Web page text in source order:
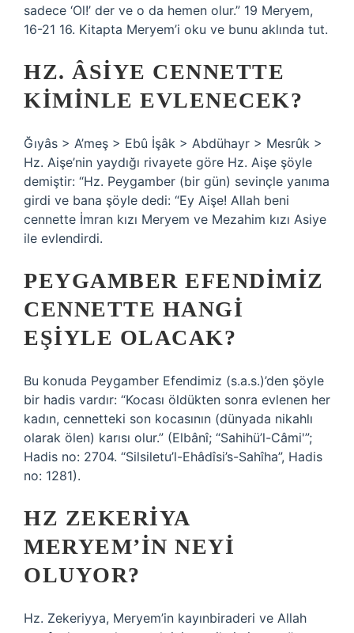
sadece ‘Ol!’ der ve o da hemen olur.” 19 Meryem,
16-21 16. Kitapta Meryem’i oku ve bunu aklında tut.
HZ. ÂSIYE CENNETTE
KIMINLE EVLENECEK?
Ğıyâs > A’meş > Ebû İşâk > Abdühayr > Mesrûk >
Hz. Aişe’nin yaydığı rivayete göre Hz. Aişe şöyle
demiştir: “Hz. Peygamber (bir gün) sevinçle yanıma
girdi ve bana şöyle dedi: “Ey Aişe! Allah beni
cennette İmran kızı Meryem ve Mezahim kızı Asiye
ile evlendirdi.
PEYGAMBER EFENDIMIZ
CENNETTE HANGI
EŞIYLE OLACAK?
Bu konuda Peygamber Efendimiz (s.a.s.)’den şöyle
bir hadis vardır: “Kocası öldükten sonra evlenen her
kadın, cennetteki son kocasının (dünyada nikahlı
olarak ölen) karısı olur.” (Elbânî; “Sahihü’l-Câmi'”;
Hadis no: 2704. “Silsiletu’l-Ehâdîsi’s-Sahîha”, Hadis
no: 1281).
HZ ZEKERIYA
MERYEM’IN NEYI
OLUYOR?
Hz. Zekeriyya, Meryem’in kayınbiraderi ve Allah